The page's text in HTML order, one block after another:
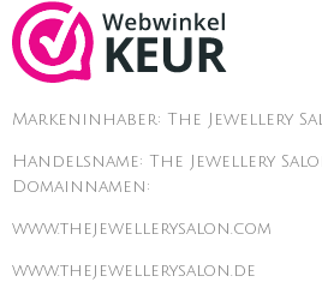
Markeninhaber: The Jewellery
Handelsname: The Jewellery
Domainnamen:
www.thejewellerysalon.com
www.thejewellerysalon.de